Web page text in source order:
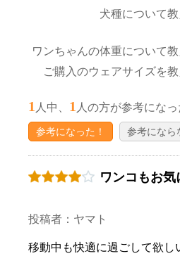
お買い物を続ける
犬種について教
ワンちゃんの体重について教
ご購入のウェアサイズを教
1 人中、 1 人の方が参考にな
参考になった！ 参考になら
ワンコもお気
投稿者：ヤマト
移動中も快適に過ごして欲し